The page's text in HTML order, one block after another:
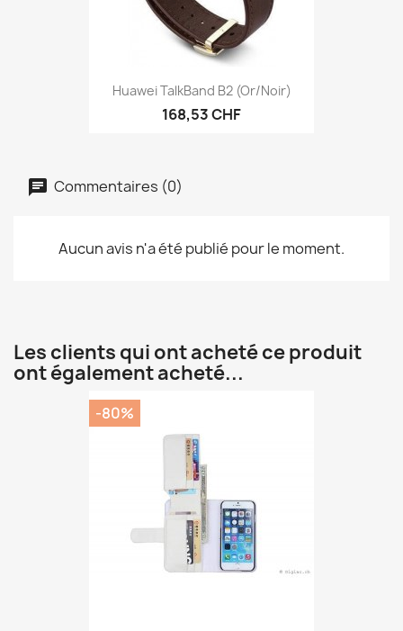
Huawei TalkBand B2 (Or/noir)
168,53 CHF
Commentaires (0)
Aucun avis n'a été publié pour le moment.
Les clients qui ont acheté ce produit
ont également acheté...
-80%